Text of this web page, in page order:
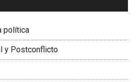
Presidenta Corporación
política
y Postconflicto